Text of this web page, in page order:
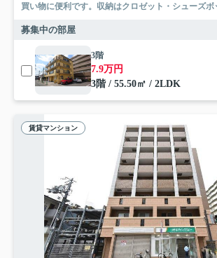
買い物に便利です。収納はクロゼット・シューズボ
募集中の部屋
3階
7.9万円
3階 / 55.50㎡ / 2LDK
賃貸マンション